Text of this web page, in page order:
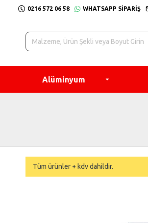
0216 572 06 58 WHATSAPP SIPARIŞ
Alüminyum
Tüm ürünler + kdv dahildir.